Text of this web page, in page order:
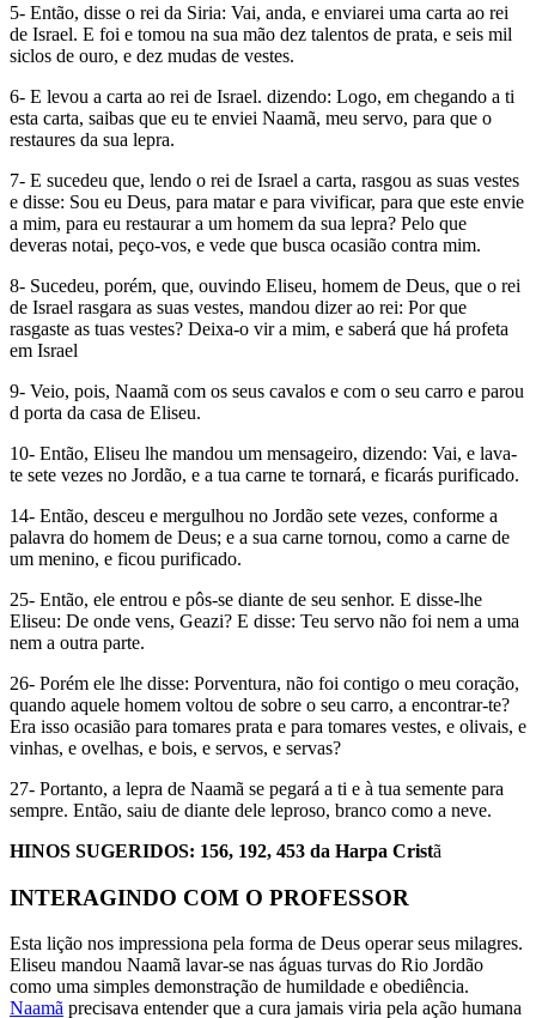
5- Então, disse o rei da Siria: Vai, anda, e enviarei uma carta ao rei
de Israel. E foi e tomou na sua mão dez talentos de prata, e seis mil
siclos de ouro, e dez mudas de vestes.
6- E levou a carta ao rei de Israel. dizendo: Logo, em chegando a ti
esta carta, saibas que eu te enviei Naamã, meu servo, para que o
restaures da sua lepra.
7- E sucedeu que, lendo o rei de Israel a carta, rasgou as suas vestes
e disse: Sou eu Deus, para matar e para vivificar, para que este envie
a mim, para eu restaurar a um homem da sua lepra? Pelo que
deveras notai, peço-vos, e vede que busca ocasião contra mim.
8- Sucedeu, porém, que, ouvindo Eliseu, homem de Deus, que o rei
de Israel rasgara as suas vestes, mandou dizer ao rei: Por que
rasgaste as tuas vestes? Deixa-o vir a mim, e saberá que há profeta
em Israel
9- Veio, pois, Naamã com os seus cavalos e com o seu carro e parou
d porta da casa de Eliseu.
10- Então, Eliseu lhe mandou um mensageiro, dizendo: Vai, e lava-
te sete vezes no Jordão, e a tua carne te tornará, e ficarás purificado.
14- Então, desceu e mergulhou no Jordão sete vezes, conforme a
palavra do homem de Deus; e a sua carne tornou, como a carne de
um menino, e ficou purificado.
25- Então, ele entrou e pôs-se diante de seu senhor. E disse-lhe
Eliseu: De onde vens, Geazi? E disse: Teu servo não foi nem a uma
nem a outra parte.
26- Porém ele lhe disse: Porventura, não foi contigo o meu coração,
quando aquele homem voltou de sobre o seu carro, a encontrar-te?
Era isso ocasião para tomares prata e para tomares vestes, e olivais, e
vinhas, e ovelhas, e bois, e servos, e servas?
27- Portanto, a lepra de Naamã se pegará a ti e à tua semente para
sempre. Então, saiu de diante dele leproso, branco como a neve.
HINOS SUGERIDOS: 156, 192, 453 da Harpa Cristã
INTERAGINDO COM O PROFESSOR
Esta lição nos impressiona pela forma de Deus operar seus milagres.
Eliseu mandou Naamã lavar-se nas águas turvas do Rio Jordão
como uma simples demonstração de humildade e obediência.
Naamã precisava entender que a cura jamais viria pela ação humana